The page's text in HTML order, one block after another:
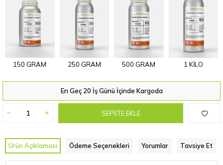
150 GRAM 250 GRAM 500 GRAM 1 KİLO
En Geç 20 İş Günü İçinde Kargoda
SEPETE EKLE
Ürün Açıklaması Ödeme Seçenekleri Yorumlar Tavsiye Et